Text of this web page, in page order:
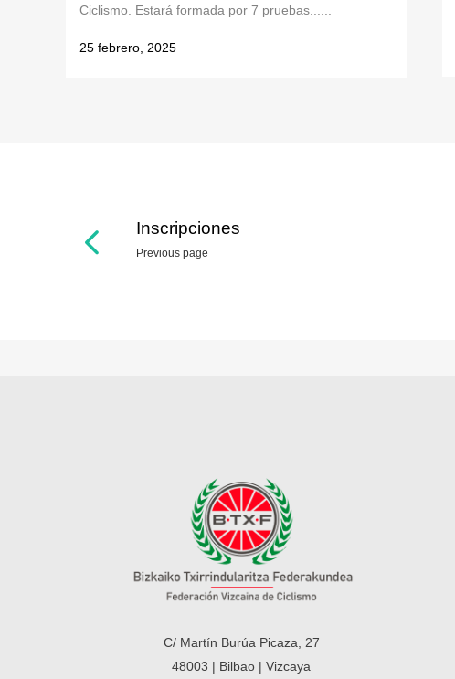
Ciclismo. Estará formada por 7 pruebas......
25 febrero, 2025
Inscripciones
Previous page
C/ Martín Burúa Picaza, 27
48003 | Bilbao | Vizcaya